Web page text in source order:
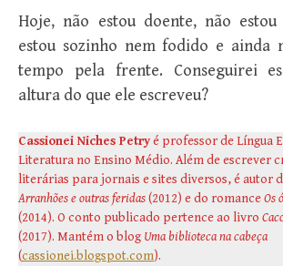
Hoje, não estou doente, não estou
estou sozinho nem fodido e ainda
tempo pela frente. Conseguirei
altura do que ele escreveu?
Cassionei Niches Petryé professor de Língua
Literatura no Ensino Médio. Além de escrever
literárias para jornais e sites diversos, é autor
Arranhões e outras feridas(2012) e do romanceOs
(2014). O conto publicado pertence ao livro
(2017). Mantém o blog Uma biblioteca na cabeça
(cassionei.blogspot.com).